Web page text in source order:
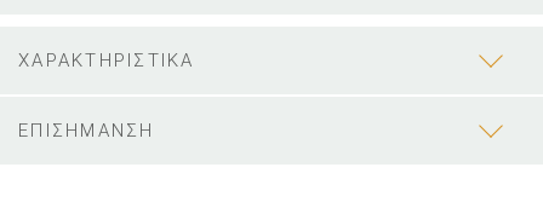
ΧΑΡΑΚΤΗΡΙΣΤΙΚΑ
ΕΠΙΣΗΜΑΝΣΗ